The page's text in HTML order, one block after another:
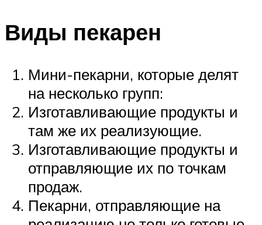
Виды пекарен
Мини-пекарни, которые делят
на несколько групп:
Изготавливающие продукты и
там же их реализующие.
Изготавливающие продукты и
отправляющие их по точкам
продаж.
Пекарни, отправляющие на